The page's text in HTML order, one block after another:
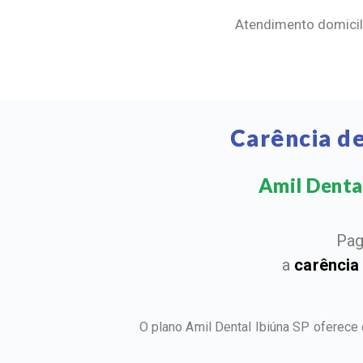
Atendimento
Carência
Amil
a carência
O plano Amil Dental Ibiúna SP